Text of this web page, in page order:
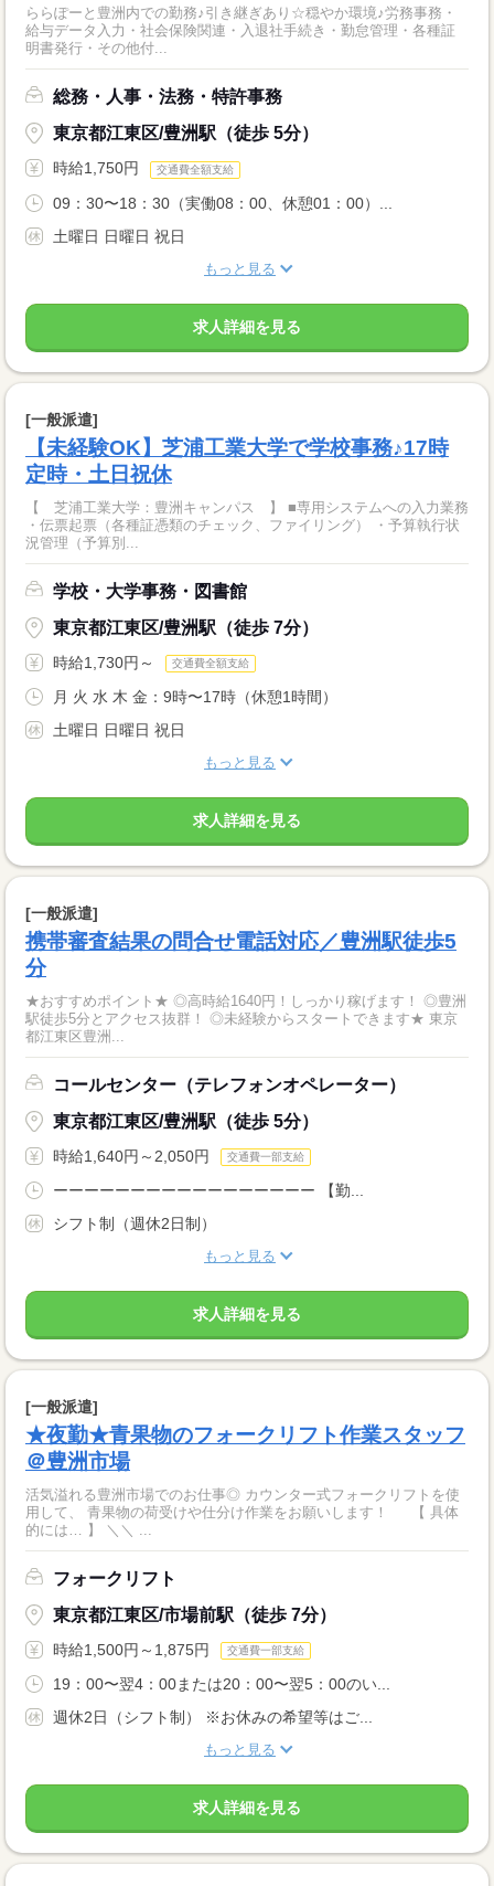
ららぽーと豊洲内での勤務♪引き継ぎあり☆穏やか環境♪労務事務・
給与データ入力・社会保険関連・入退社手続き・勤怠管理・各種証
明書発行・その他付...
総務・人事・法務・特許事務
東京都江東区/豊洲駅（徒歩 5分）
時給1,750円 交通費全額支給
09：30〜18：30（実働08：00、休憩01：00）...
土曜日 日曜日 祝日
もっと見る
求人詳細を見る
[一般派遣]
【未経験OK】芝浦工業大学で学校事務♪17時
定時・土日祝休
【 芝浦工業大学：豊洲キャンパス 】 ■専用システムへの入力業務
・伝票起票（各種証憑類のチェック、ファイリング） ・予算執行状
況管理（予算別...
学校・大学事務・図書館
東京都江東区/豊洲駅（徒歩 7分）
時給1,730円～ 交通費全額支給
月 火 水 木 金：9時〜17時（休憩1時間）
土曜日 日曜日 祝日
もっと見る
求人詳細を見る
[一般派遣]
携帯審査結果の問合せ電話対応／豊洲駅徒歩5
分
★おすすめポイント★ ◎高時給1640円！しっかり稼げます！ ◎豊洲
駅徒歩5分とアクセス抜群！ ◎未経験からスタートできます★ 東京
都江東区豊洲...
コールセンター（テレフォンオペレーター）
東京都江東区/豊洲駅（徒歩 5分）
時給1,640円～2,050円 交通費一部支給
ーーーーーーーーーーーーーーーーー 【勤...
シフト制（週休2日制）
もっと見る
求人詳細を見る
[一般派遣]
★夜勤★青果物のフォークリフト作業スタッフ
＠豊洲市場
活気溢れる豊洲市場でのお仕事◎ カウンター式フォークリフトを使
用して、 青果物の荷受けや仕分け作業をお願いします！ 【 具体
的には… 】 ＼＼ ...
フォークリフト
東京都江東区/市場前駅（徒歩 7分）
時給1,500円～1,875円 交通費一部支給
19：00〜翌4：00または20：00〜翌5：00のい...
週休2日（シフト制） ※お休みの希望等はご...
もっと見る
求人詳細を見る